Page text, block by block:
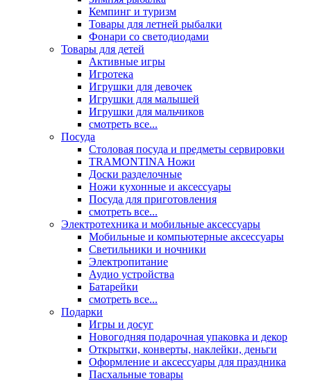
Кемпинг и туризм
Товары для летней рыбалки
Фонари со светодиодами
Товары для детей
Активные игры
Игротека
Игрушки для девочек
Игрушки для малышей
Игрушки для мальчиков
смотреть все...
Посуда
Столовая посуда и предметы сервировки
TRAMONTINA Ножи
Доски разделочные
Ножи кухонные и аксессуары
Посуда для приготовления
смотреть все...
Электротехника и мобильные аксессуары
Мобильные и компьютерные аксессуары
Светильники и ночники
Электропитание
Аудио устройства
Батарейки
смотреть все...
Подарки
Игры и досуг
Новогодняя подарочная упаковка и декор
Открытки, конверты, наклейки, деньги
Оформление и аксессуары для праздника
Пасхальные товары